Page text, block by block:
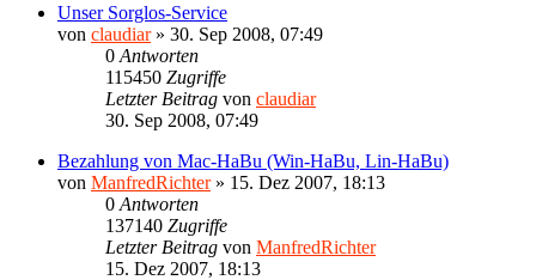
Unser Sorglos-Service
von claudiar» 30. Sep 2008, 07:49
0 Antworten
115450 Zugriffe
Letzter Beitrag von claudiar
30. Sep 2008, 07:49
Bezahlung von Mac-HaBu (Win-HaBu, Lin-HaBu)
von ManfredRichter» 15. Dez 2007, 18:13
0 Antworten
137140 Zugriffe
Letzter Beitrag von ManfredRichter
15. Dez 2007, 18:13